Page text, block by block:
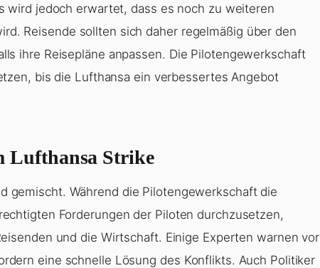
wird jedoch erwartet, dass es noch zu weiteren
Reisende sollten sich daher regelmäßig über den
ihre Reisepläne anpassen. Die Pilotengewerkschaft
bis die Lufthansa ein verbessertes Angebot
Lufthansa Strike
gemischt. Während die Pilotengewerkschaft die
Forderungen der Piloten durchzusetzen,
und die Wirtschaft. Einige Experten warnen vor
eine schnelle Lösung des Konflikts. Auch Politiker